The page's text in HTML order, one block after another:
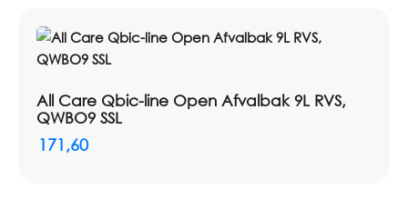
Toepassing: Wandmontage
Toepassing: Vrijstaand
Inhoud: 55 liter
All Care Qbic-line Open Afvalbak 9L RVS,
QWBO9 SSL
171,60